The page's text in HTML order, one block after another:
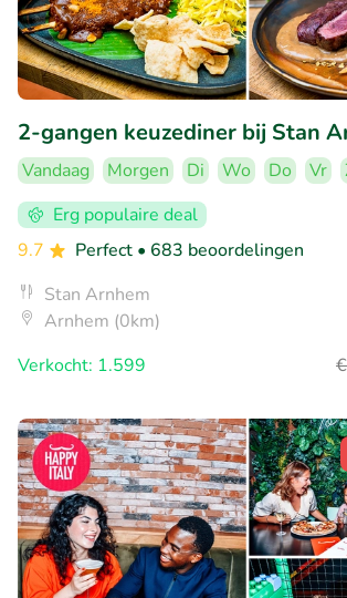
2-gangen keuzediner bij Stan
Vandaag Morgen Di Wo Do Vr
Erg populaire deal
9.7
Perfect • 683 beoordelingen
Stan Arnhem
Arnhem (0km)
Verkocht: 1.599